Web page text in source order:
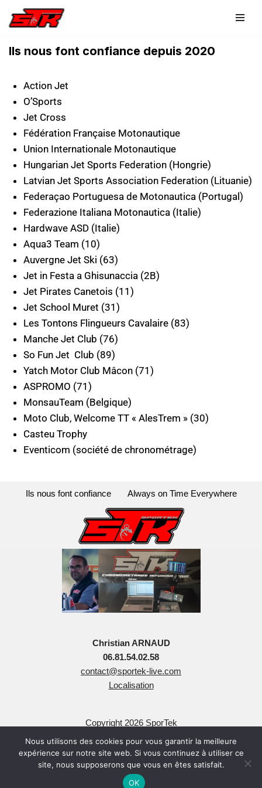
au
Ils nous font confiance depuis 2020
Action Jet
O’Sports
Jet Cross
Fédération Française Motonautique
Union Internationale Motonautique
Hungarian Jet Sports Federation (Hongrie)
Latvian Jet Sports Association Federation (Lituanie)
Federaçao Portuguesa de Motonautica (Portugal)
Federazione Italiana Motonautica (Italie)
Hardwave ASD (Italie)
Aqua3 Team (10)
Auvergne Jet Ski (63)
Jet in Festa a Ghisunaccia (2B)
Jet Pirates Canetois (11)
Jet School Muret (31)
Les Tontons Flingueurs Cavalaire (83)
Manche Jet Club (76)
So Fun Jet Club (89)
Yatch Motor Club Mâcon (71)
ASPROMO (71)
MonsauTeam (Belgique)
Moto Club, Welcome TT « AlesTrem » (30)
Casteu Trophy
Eventicom (société de chronométrage)
Ils nous font confiance Always on Time Everywhere
Christian ARNAUD
06.81.54.02.58
contact@sportek-live.com
Localisation
Copyright 2026 SporTek
Tous Droits Réservés
Nous utilisons des cookies pour vous garantir la meilleure
expérience sur notre site web. Si vous continuez à utiliser ce
site, nous supposerons que vous en êtes satisfait.
OK